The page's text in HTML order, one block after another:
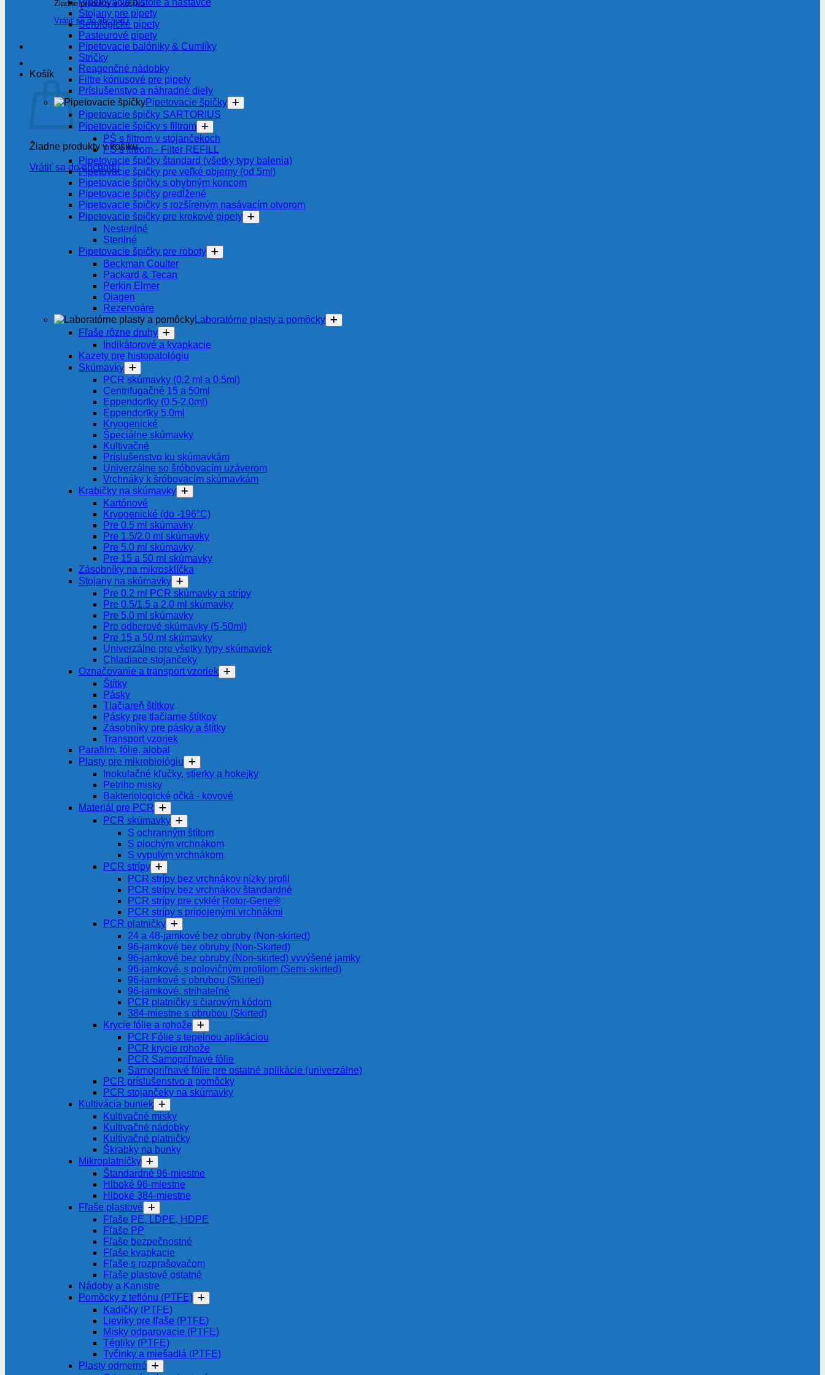
Žiadne produkty v košíku.
Vrátiť sa do obchodu
Košík
Žiadne produkty v košíku.
Vrátiť sa do obchodu
Pipetovacie pištole a nástavce
Stojany pre pipety
Serologické pipety
Pasteurové pipety
Pipetovacie balóniky & Cumlíky
Stričky
Reagenčné nádobky
Filtre kónusové pre pipety
Príslušenstvo a náhradné diely
Pipetovacie špičky
Pipetovacie špičky SARTORIUS
Pipetovacie špičky s filtrom
PŠ s filtrom v stojančekoch
PŠ s filtrom - Filter REFILL
Pipetovacie špičky štandard (všetky typy balenia)
Pipetovacie špičky pre veľké objemy (od 5ml)
Pipetovacie špičky s ohybným koncom
Pipetovacie špičky predĺžené
Pipetovacie špičky s rozšíreným nasávacím otvorom
Pipetovacie špičky pre krokové pipety
Nesterilné
Sterilné
Pipetovacie špičky pre roboty
Beckman Coulter
Packard & Tecan
Perkin Elmer
Qiagen
Rezervoáre
Laboratórne plasty a pomôcky
Fľaše rôzne druhy
Indikátorové a kvapkacie
Kazety pre histopatológiu
Skúmavky
PCR skúmavky (0.2 ml a 0.5ml)
Centrifugačné 15 a 50ml
Eppendorfky (0.5-2.0ml)
Eppendorfky 5.0ml
Kryogenické
Špeciálne skúmavky
Kultivačné
Príslušenstvo ku skúmavkám
Univerzálne so šróbovacím uzáverom
Vrchnáky k šróbovacím skúmavkám
Krabičky na skúmavky
Kartónové
Kryogenické (do -196°C)
Pre 0.5 ml skúmavky
Pre 1.5/2.0 ml skúmavky
Pre 5.0 ml skúmavky
Pre 15 a 50 ml skúmavky
Zásobníky na mikrosklíčka
Stojany na skúmavky
Pre 0.2 ml PCR skúmavky a strípy
Pre 0.5/1.5 a 2.0 ml skúmavky
Pre 5.0 ml skúmavky
Pre odberové skúmavky (5-50ml)
Pre 15 a 50 ml skúmavky
Univerzálne pre všetky typy skúmaviek
Chladiace stojančeky
Označovanie a transport vzoriek
Štítky
Pásky
Tlačiareň štítkov
Pásky pre tlačiarne štítkov
Zásobníky pre pásky a štítky
Transport vzoriek
Parafilm, fólie, alobal
Plasty pre mikrobiológiu
Inokulačné kľučky, stierky a hokejky
Petriho misky
Bakteriologické očká - kovové
Materiál pre PCR
PCR skúmavky
S ochranným štítom
S plochým vrchnákom
S vypulým vrchnákom
PCR strípy
PCR strípy bez vrchnákov nízky profil
PCR strípy bez vrchnákov štandardné
PCR strípy pre cyklér Rotor-Gene®
PCR strípy s pripojenými vrchnákmi
PCR platničky
24 a 48-jamkové bez obruby (Non-skirted)
96-jamkové bez obruby (Non-Skirted)
96-jamkové bez obruby (Non-skirted) vyvýšené jamky
96-jamkové, s polovičným profilom (Semi-skirted)
96-jamkové s obrubou (Skirted)
96-jamkové, strihateľné
PCR platničky s čiarovým kódom
384-miestne s obrubou (Skirted)
Krycie fólie a rohože
PCR Fólie s tepelnou aplikáciou
PCR krycie rohože
PCR Samopriľnavé fólie
Samopriľnavé fólie pre ostatné aplikácie (univerzálne)
PCR príslušenstvo a pomôcky
PCR stojančeky na skúmavky
Kultivácia buniek
Kultivačné misky
Kultivačné nádobky
Kultivačné platničky
Škrabky na bunky
Mikroplatničky
Štandardné 96-miestne
Hlboké 96-miestne
Hlboké 384-miestne
Fľaše plastové
Fľaše PE, LDPE, HDPE
Fľaše PP
Fľaše bezpečnostné
Fľaše kvapkacie
Fľaše s rozprašovačom
Fľaše plastové ostatné
Nádoby a Kanistre
Pomôcky z teflónu (PTFE)
Kadičky (PTFE)
Lieviky pre fľaše (PTFE)
Misky odparovacie (PTFE)
Tégliky (PTFE)
Tyčinky a miešadlá (PTFE)
Plasty odmerné